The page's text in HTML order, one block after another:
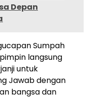
Depan
Sumpah
langsung
untuk
Jawab dengan
bangsa dan